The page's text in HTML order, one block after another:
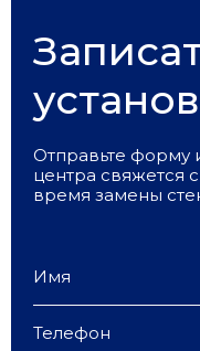
Отправьте форму
центра свяжется
время замены